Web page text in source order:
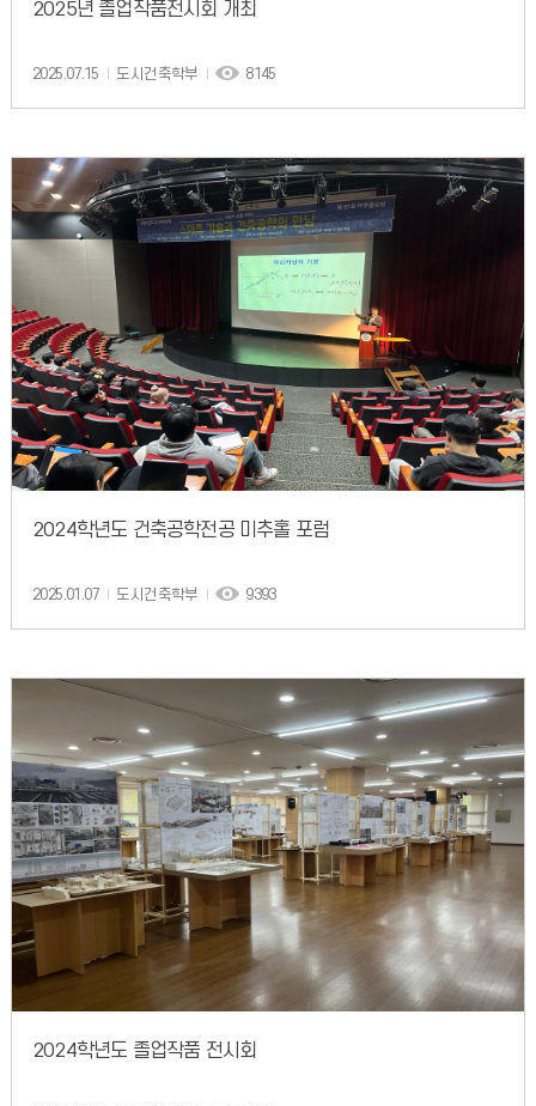
2025년 졸업작품전시회 개최
2025.07.15 도시건축학부 8145
2024학년도 건축공학전공 미추홀 포럼
2025.01.07 도시건축학부 9393
2024학년도 졸업작품 전시회